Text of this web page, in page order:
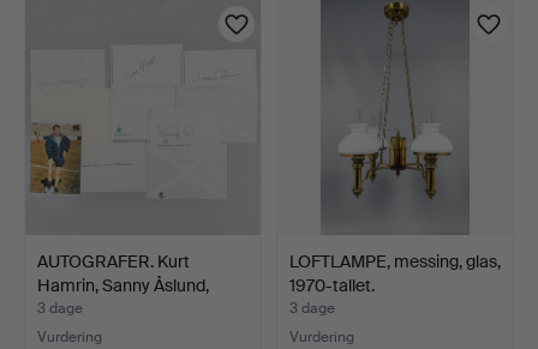
AUTOGRAFER. Kurt
Hamrin, Sanny Åslund,
Ken…
3 dage
Vurdering
LOFTLAMPE, messing, glas,
1970-tallet.
3 dage
Vurdering